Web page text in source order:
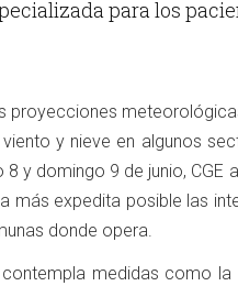
para los
proyecciones
viento y nieve en algunos
8 y domingo 9 de junio,
más expedita posible las
donde opera.
contempla medidas como